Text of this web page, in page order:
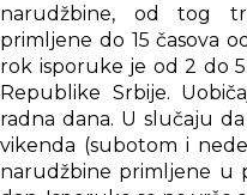
narudžbine, od tog
primljene do 15 časova
rok isporuke je od 2 do
Republike Srbije.
radna dana. U slučaju
vikenda (subotom i
narudžbine primljene u